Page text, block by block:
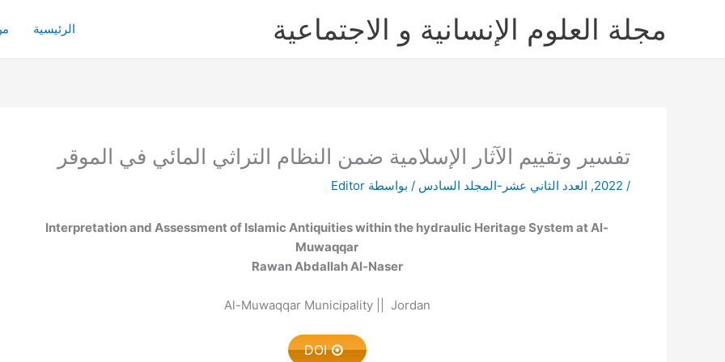
مجلة العلوم الإنسانية و الاجتماعية الرئيسية
تفسير وتقييم الآثار الإسلامية ضمن النظام التراثي المائي في الموقر
/
2022
, العدد الثاني عشر-المجلد السادس / بواسطة Editor
Interpretation and Assessment of Islamic Antiquities within the hydraulic Heritage System at Al-
Muwaqqar
Rawan Abdallah Al-Naser
Al-Muwaqqar Municipality || Jordan
DOI